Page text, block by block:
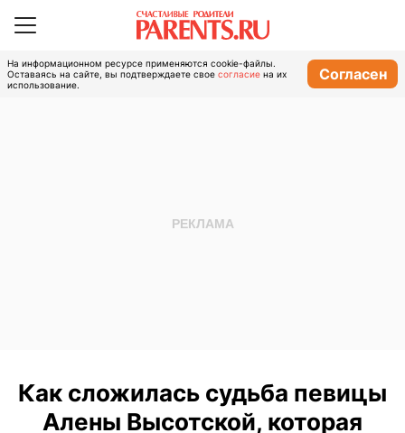
На информационном ресурсе применяются cookie-файлы.
Оставаясь на сайте, вы подтверждаете свое согласие на их
использование.
Согласен
Как сложилась судьба певицы
Алены Высотской, которая